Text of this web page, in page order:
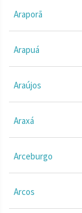
Araporã
Arapuá
Araújos
Araxá
Arceburgo
Arcos